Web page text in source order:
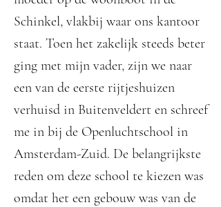
Schinkel, vlakbij waar ons kantoor
staat. Toen het zakelijk steeds beter
ging met mijn vader, zijn we naar
een van de eerste rijtjeshuizen
verhuisd in Buitenveldert en schreef
me in bij de Openluchtschool in
Amsterdam-Zuid. De belangrijkste
reden om deze school te kiezen was
omdat het een gebouw was van de